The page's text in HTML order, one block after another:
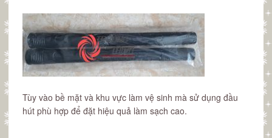
Tùy vào bề mặt và khu vực làm vệ sinh mà sử dụng đầu
hút phù hợp để đặt hiệu quả làm sạch cao.